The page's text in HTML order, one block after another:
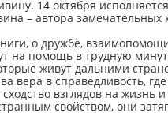
14 октября
– автора замечательных
о дружбе,
на помощь в трудную
живут дальними
вера в справедливость,
сходство взглядов на
свойством, они